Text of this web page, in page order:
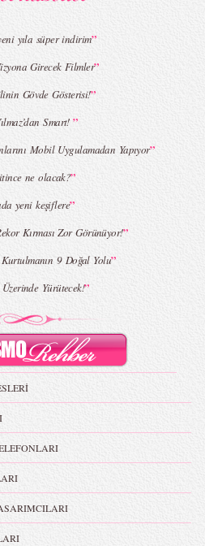
MBFWI - Burçe Bekrek 2015 Yaz Koleksiyonu
yıla süper indirim”
Girecek Filmler”
Gövde Gösterisi!”
Smart!”
Mobil Uygulamadan Yapıyor”
ne olacak?”
yeni keşiflere”
Kırması Zor Görünüyor!”
Kurtulmanın 9 Doğal Yolu”
Yürütecek!”